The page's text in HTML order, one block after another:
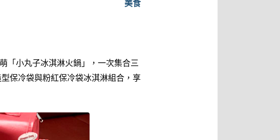
美食
「小丸子冰淇淋火鍋」，一次集合三
保冷袋與粉紅保冷袋冰淇淋組合，享